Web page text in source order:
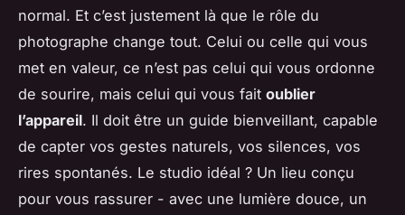
normal. Et c’est justement là que le rôle du
photographe change tout. Celui ou celle qui vous
met en valeur, ce n’est pas celui qui vous ordonne
de sourire, mais celui qui vous fait oublier
l’appareil. Il doit être un guide bienveillant, capable
de capter vos gestes naturels, vos silences, vos
rires spontanés. Le studio idéal ? Un lieu conçu
pour vous rassurer - avec une lumière douce, un